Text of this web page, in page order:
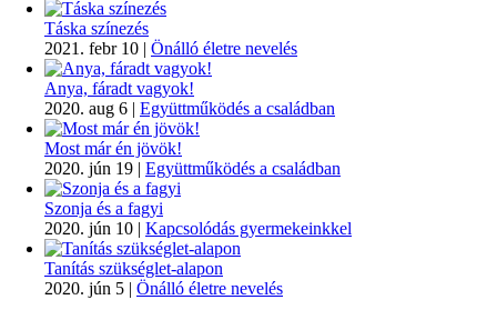
Táska színezés
2021. febr 10 | Önálló életre nevelés
Anya, fáradt vagyok!
2020. aug 6 | Együttműködés a családban
Most már én jövök!
2020. jún 19 | Együttműködés a családban
Szonja és a fagyi
2020. jún 10 | Kapcsolódás gyermekeinkkel
Tanítás szükséglet-alapon
2020. jún 5 | Önálló életre nevelés